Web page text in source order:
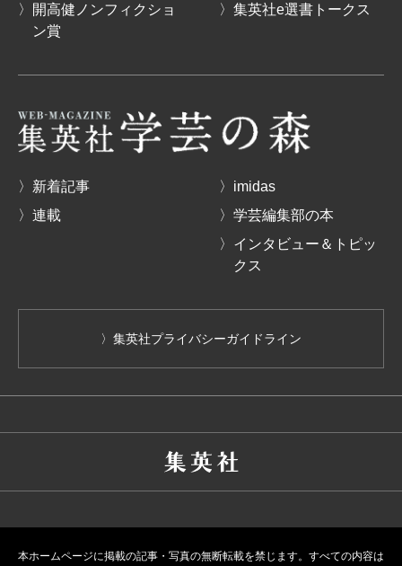
〉開高健ノンフィクショ
ン賞
〉集英社e選書トークス
〉新着記事
〉連載
〉imidas
〉学芸編集部の本
〉インタビュー＆トピッ
クス
〉集英社プライバシーガイドライン
本ホームページに掲載の記事・写真の無断転載を禁じます。すべての内容は